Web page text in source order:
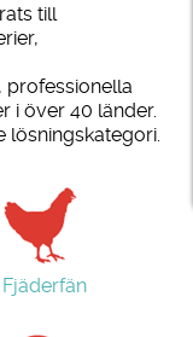
till
professionella
i över 40 länder.
lösningskategori.
Fjäderfän